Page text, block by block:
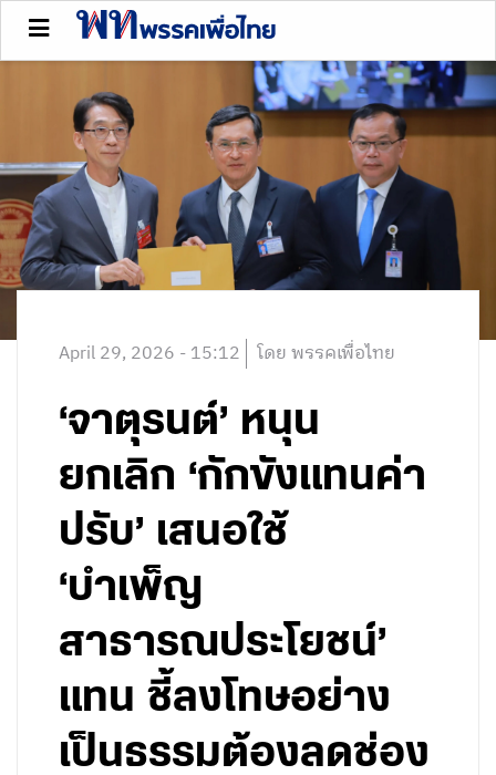
April 29, 2026 - 15:12 โดย พรรคเพื่อไทย
‘จาตุรนต์’ หนุน
ยกเลิก ‘กักขังแทนค่า
ปรับ’ เสนอใช้
‘บำเพ็ญ
สาธารณประโยชน์’
แทน ชี้ลงโทษอย่าง
เป็นธรรมต้องลดช่อง